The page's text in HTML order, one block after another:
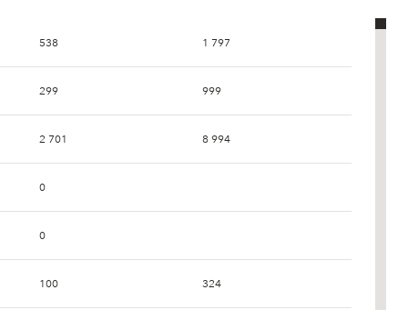
538 1 797
299 999
2 701 8 994
0
0
100 324